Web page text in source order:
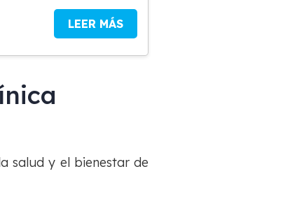
LEER MÁS
salud y el bienestar de